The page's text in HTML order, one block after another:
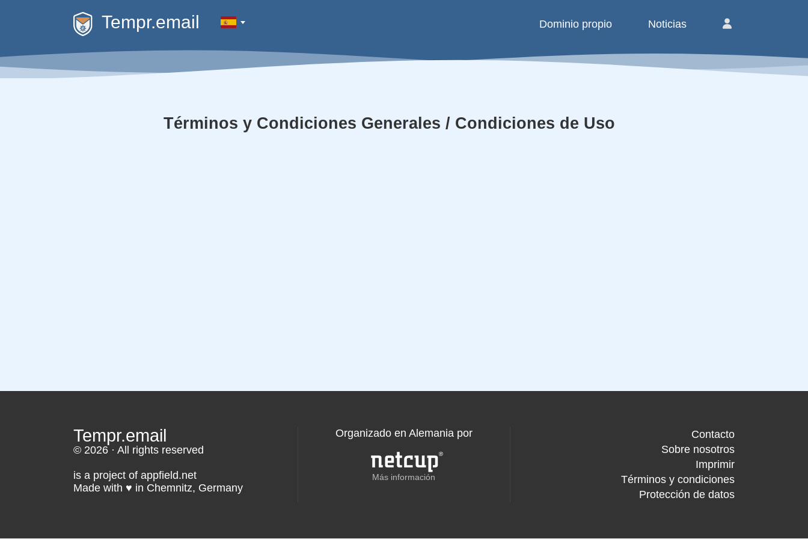
Tempr.email Dominio propio Noticias
Términos y Condiciones Generales / Condiciones de Uso
Tempr.email
© 2026 · All rights reserved
is a project of appfield.net
Made with ♥️ in Chemnitz, Germany
Organizado en Alemania por
Más información
Contacto
Sobre nosotros
Imprimir
Términos y condiciones
Protección de datos